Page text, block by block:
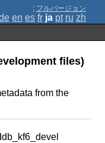
; フルバージョン
en es fr ja pt ru zh
files)
from the